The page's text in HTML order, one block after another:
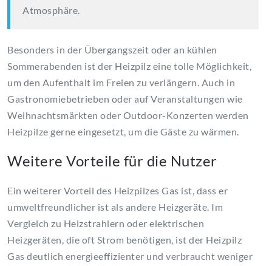
Atmosphäre.
Besonders in der Übergangszeit oder an kühlen
Sommerabenden ist der Heizpilz eine tolle Möglichkeit,
um den Aufenthalt im Freien zu verlängern. Auch in
Gastronomiebetrieben oder auf Veranstaltungen wie
Weihnachtsmärkten oder Outdoor-Konzerten werden
Heizpilze gerne eingesetzt, um die Gäste zu wärmen.
Weitere Vorteile für die Nutzer
Ein weiterer Vorteil des Heizpilzes Gas ist, dass er
umweltfreundlicher ist als andere Heizgeräte. Im
Vergleich zu Heizstrahlern oder elektrischen
Heizgeräten, die oft Strom benötigen, ist der Heizpilz
Gas deutlich energieeffizienter und verbraucht weniger